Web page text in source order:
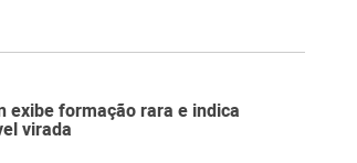
exibe formação rara e indica
virada